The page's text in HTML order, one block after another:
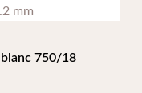
750/18